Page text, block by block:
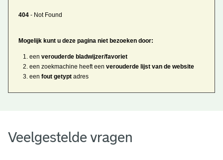
404 - Not Found
Mogelijk kunt u deze pagina niet bezoeken door:
eenverouderde bladwijzer/favoriet
een zoekmachine heeft eenverouderde lijst van de website
eenfout getypt adres
Veelgestelde vragen